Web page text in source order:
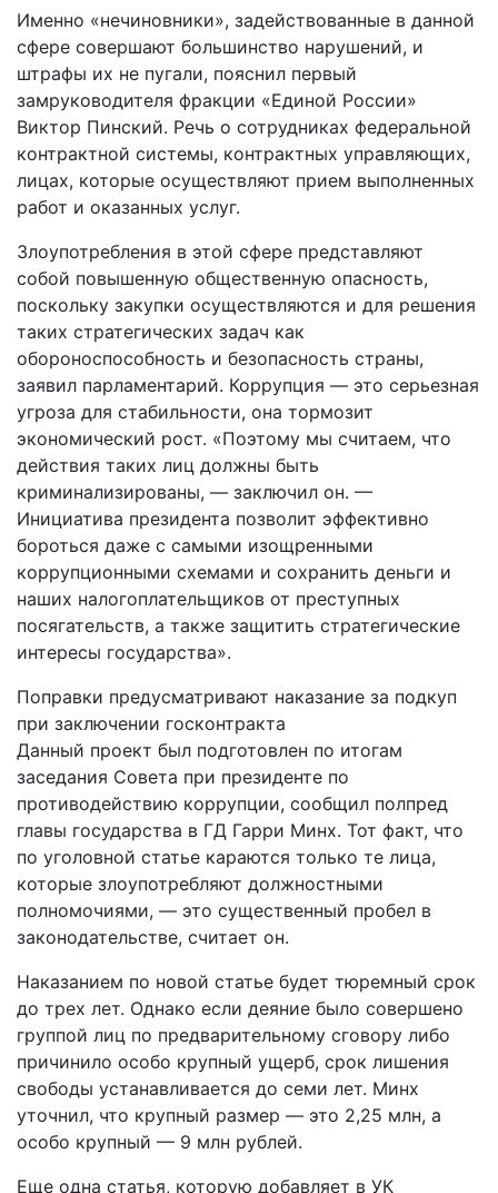
Именно «нечиновники», задействованные в данной
сфере совершают большинство нарушений, и
штрафы их не пугали, пояснил первый
замруководителя фракции «Единой России»
Виктор Пинский. Речь о сотрудниках федеральной
контрактной системы, контрактных управляющих,
лицах, которые осуществляют прием выполненных
работ и оказанных услуг.
Злоупотребления в этой сфере представляют
собой повышенную общественную опасность,
поскольку закупки осуществляются и для решения
таких стратегических задач как
обороноспособность и безопасность страны,
заявил парламентарий. Коррупция — это серьезная
угроза для стабильности, она тормозит
экономический рост. «Поэтому мы считаем, что
действия таких лиц должны быть
криминализированы, — заключил он. —
Инициатива президента позволит эффективно
бороться даже с самыми изощренными
коррупционными схемами и сохранить деньги и
наших налогоплательщиков от преступных
посягательств, а также защитить стратегические
интересы государства».
Поправки предусматривают наказание за подкуп
при заключении госконтракта
Данный проект был подготовлен по итогам
заседания Совета при президенте по
противодействию коррупции, сообщил полпред
главы государства в ГД Гарри Минх. Тот факт, что
по уголовной статье караются только те лица,
которые злоупотребляют должностными
полномочиями, — это существенный пробел в
законодательстве, считает он.
Наказанием по новой статье будет тюремный срок
до трех лет. Однако если деяние было совершено
группой лиц по предварительному сговору либо
причинило особо крупный ущерб, срок лишения
свободы устанавливается до семи лет. Минх
уточнил, что крупный размер — это 2,25 млн, а
особо крупный — 9 млн рублей.
Еще одна статья, которую добавляет в УК